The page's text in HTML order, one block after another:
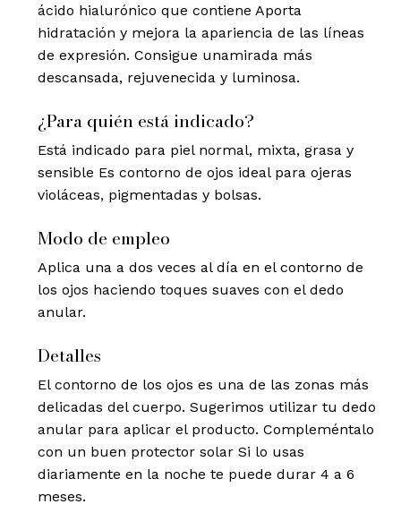
ácido hialurónico que contiene Aporta
hidratación y mejora la apariencia de las líneas
de expresión. Consigue unamirada más
descansada, rejuvenecida y luminosa.
¿Para quién está indicado?
Está indicado para piel normal, mixta, grasa y
sensible Es contorno de ojos ideal para ojeras
violáceas, pigmentadas y bolsas.
Modo de empleo
Aplica una a dos veces al día en el contorno de
los ojos haciendo toques suaves con el dedo
anular.
Detalles
El contorno de los ojos es una de las zonas más
delicadas del cuerpo. Sugerimos utilizar tu dedo
anular para aplicar el producto. Compleméntalo
con un buen protector solar Si lo usas
diariamente en la noche te puede durar 4 a 6
meses.